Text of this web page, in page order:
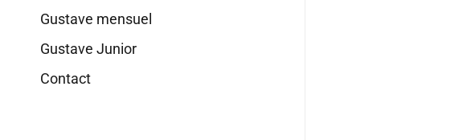
Gustave mensuel
Gustave Junior
Contact